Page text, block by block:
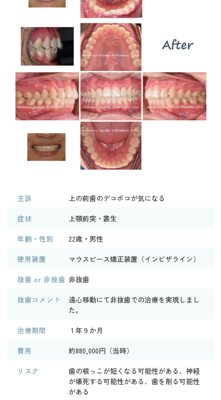
主訴 上の前歯のデコボコが気になる
症状 上顎前突・叢生
年齢・性別 22歳・男性
使用装置 マウスピース矯正装置（インビザライン）
抜歯 or 非抜歯 非抜歯
抜歯コメント
遠心移動にて非抜歯での治療を実現しまし
た。
治療期間 １年９か月
費用 約880,000円（当時）
リスク
歯の根っこが短くなる可能性がある、神経
が壊死する可能性がある、歯を削る可能性
がある